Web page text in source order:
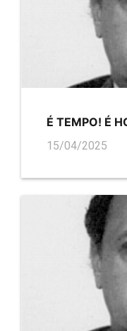
É TEMPO! É
15/04/2025